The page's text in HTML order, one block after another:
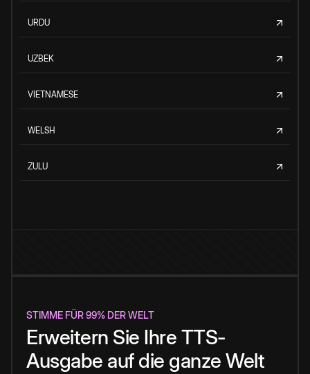
URDU
UZBEK
VIETNAMESE
WELSH
ZULU
STIMME FÜR 99% DER WELT
Erweitern Sie Ihre TTS-
Ausgabe auf die ganze Welt